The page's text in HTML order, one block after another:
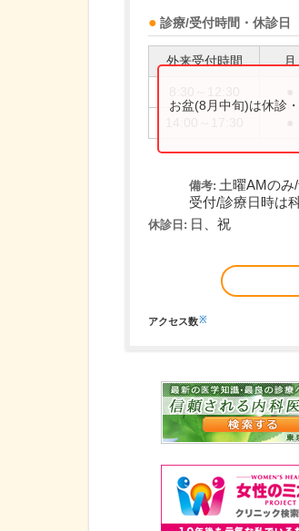
診療/受付時間・休診日
外来受付時間 月
お盆(8月中旬)は休診
備考: 土曜AMのみ/
受付/診療日時は
休診日: 日、祝
アクセス数※